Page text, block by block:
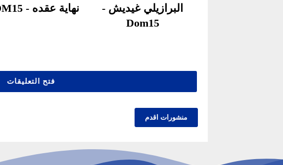
البرازيلي غيديش -
Dom15
نهاية عقده - DOM15
فتح التعليقات
منشورات اقدم